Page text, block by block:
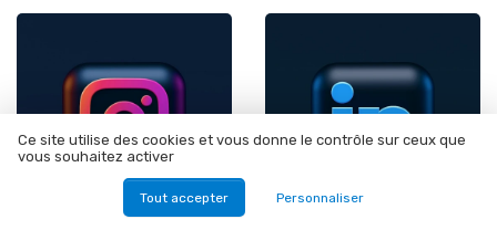
Ce site utilise des cookies et vous donne le contrôle sur ceux que
vous souhaitez activer
Tout accepter Personnaliser